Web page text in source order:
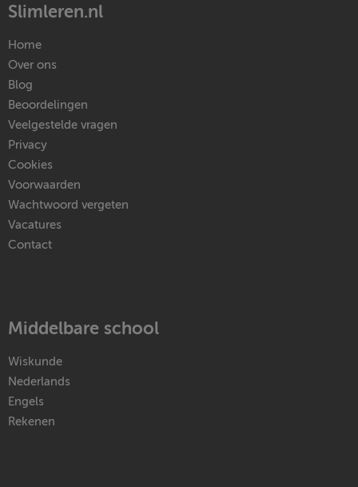
Slimleren.nl
Home
Over ons
Blog
Beoordelingen
Veelgestelde vragen
Privacy
Cookies
Voorwaarden
Wachtwoord vergeten
Vacatures
Contact
Middelbare school
Wiskunde
Nederlands
Engels
Rekenen